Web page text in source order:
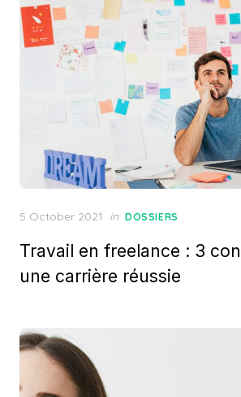
Posted
5 October 2021 in DOSSIERS
Travail en freelance : 3
une carrière réussie